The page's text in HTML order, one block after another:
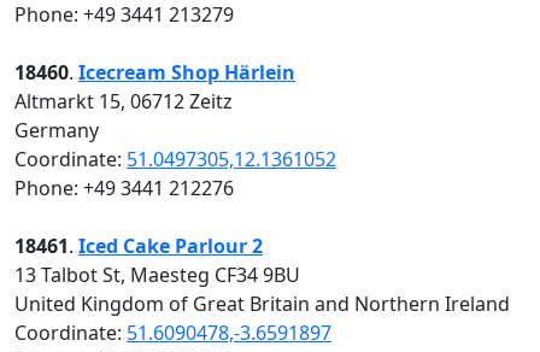
Phone: +49 3441 213279
18460. Icecream Shop Härlein
Altmarkt 15, 06712 Zeitz
Germany
Coordinate: 51.0497305,12.1361052
Phone: +49 3441 212276
18461. Iced Cake Parlour 2
13 Talbot St, Maesteg CF34 9BU
United Kingdom of Great Britain and Northern Ireland
Coordinate: 51.6090478,-3.6591897